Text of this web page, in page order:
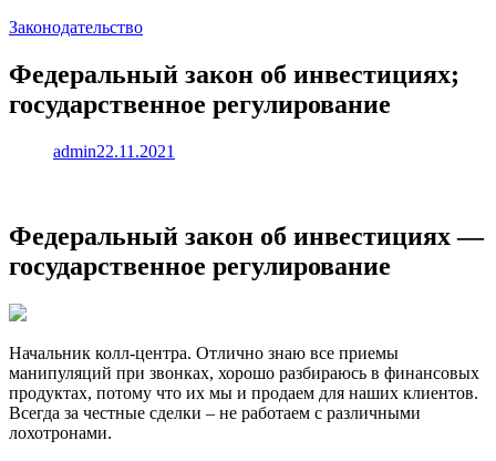
Законодательство
Федеральный закон об инвестициях;
государственное регулирование
admin22.11.2021
Федеральный закон об инвестициях —
государственное регулирование
Начальник колл-центра. Отлично знаю все приемы
манипуляций при звонках, хорошо разбираюсь в финансовых
продуктах, потому что их мы и продаем для наших клиентов.
Всегда за честные сделки – не работаем с различными
лохотронами.